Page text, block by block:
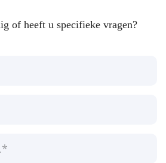
of heeft u specifieke vragen?